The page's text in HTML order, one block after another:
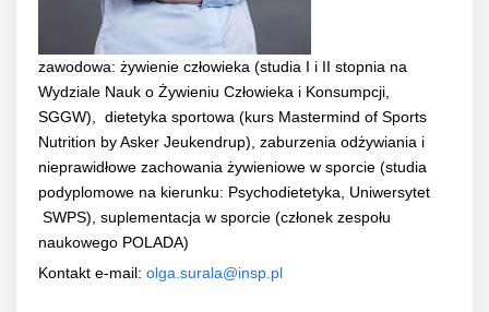
zawodowa: żywienie człowieka (studia I i II stopnia na
Wydziale Nauk o Żywieniu Człowieka i Konsumpcji,
SGGW), dietetyka sportowa (kurs Mastermind of Sports
Nutrition by Asker Jeukendrup), zaburzenia odżywiania i
nieprawidłowe zachowania żywieniowe w sporcie (studia
podyplomowe na kierunku: Psychodietetyka, Uniwersytet
SWPS), suplementacja w sporcie (członek zespołu
naukowego POLADA)
Kontakt e-mail: olga.surala@insp.pl